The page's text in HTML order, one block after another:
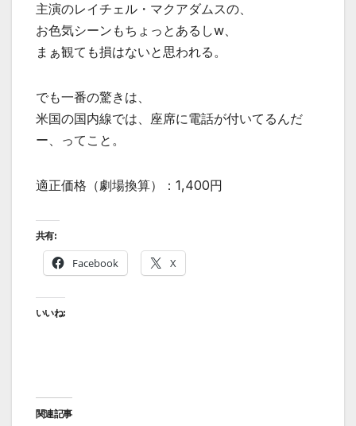
主演のレイチェル・マクアダムスの、
お色気シーンもちょっとあるしw、
まぁ観ても損はないと思われる。
でも一番の驚きは、
米国の国内線では、座席に電話が付いてるんだ
ー、ってこと。
適正価格（劇場換算）：1,400円
共有:
Facebook X
いいね:
関連記事